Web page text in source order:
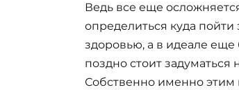
Ведь все еще
определиться куда
здоровью, а в идеале еще
поздно стоит
Собственно именно